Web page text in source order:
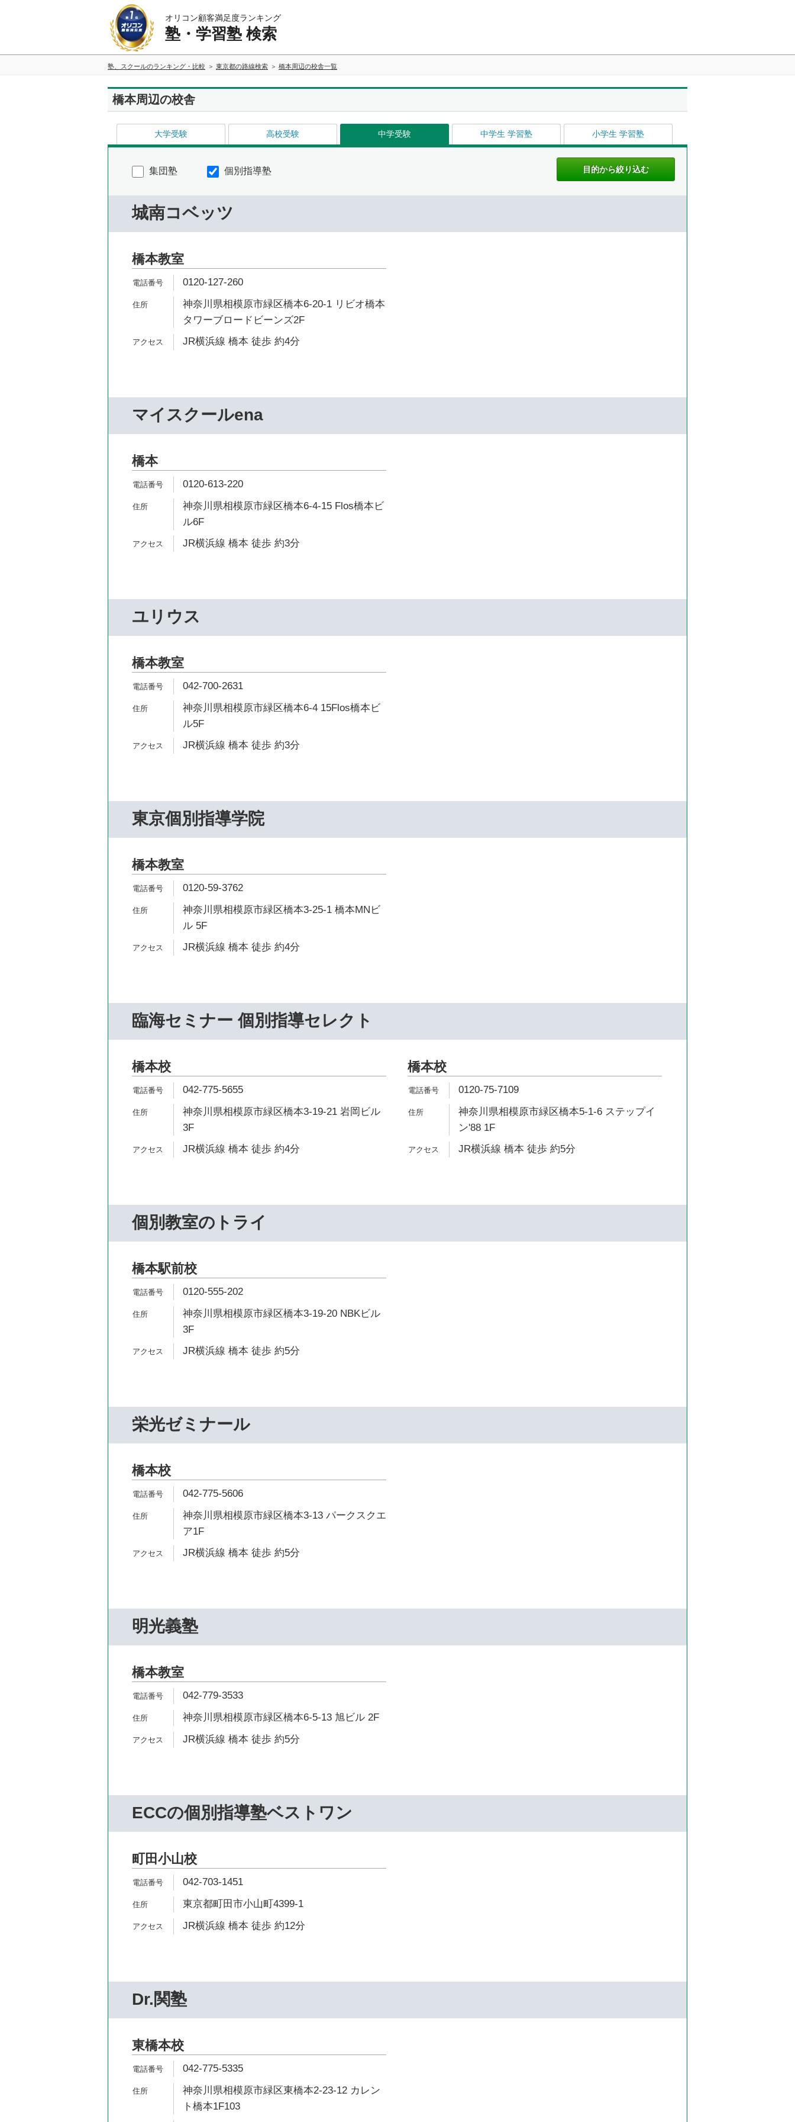
オリコン顧客満足度ランキング
塾・学習塾 検索
塾、スクールのランキング・比較 東京都の路線検索 橋本周辺の校舎一覧
橋本周辺の校舎
大学受験 高校受験 中学受験 中学生 学習塾 小学生 学習塾
集団塾 個別指導塾
城南コベッツ
橋本教室
0120-127-260
神奈川県相模原市緑区橋本6-20-1 リビオ橋本
タワーブロードビーンズ2F
JR横浜線 橋本 徒歩 約4分
マイスクールena
橋本
0120-613-220
神奈川県相模原市緑区橋本6-4-15 Flos橋本ビ
ル6F
JR横浜線 橋本 徒歩 約3分
ユリウス
橋本教室
042-700-2631
神奈川県相模原市緑区橋本6-4 15Flos橋本ビ
ル5F
JR横浜線 橋本 徒歩 約3分
東京個別指導学院
橋本教室
0120-59-3762
神奈川県相模原市緑区橋本3-25-1 橋本MNビ
ル 5F
JR横浜線 橋本 徒歩 約4分
臨海セミナー 個別指導セレクト
橋本校
042-775-5655
神奈川県相模原市緑区橋本3-19-21 岩岡ビル
3F
JR横浜線 橋本 徒歩 約4分
橋本校
0120-75-7109
神奈川県相模原市緑区橋本5-1-6 ステップイ
ン'88 1F
JR横浜線 橋本 徒歩 約5分
個別教室のトライ
橋本駅前校
0120-555-202
神奈川県相模原市緑区橋本3-19-20 NBKビル
3F
JR横浜線 橋本 徒歩 約5分
栄光ゼミナール
橋本校
042-775-5606
神奈川県相模原市緑区橋本3-13 パークスクエ
ア1F
JR横浜線 橋本 徒歩 約5分
明光義塾
橋本教室
042-779-3533
神奈川県相模原市緑区橋本6-5-13 旭ビル 2F
JR横浜線 橋本 徒歩 約5分
ECCの個別指導塾ベストワン
町田小山校
042-703-1451
東京都町田市小山町4399-1
JR横浜線 橋本 徒歩 約12分
Dr.関塾
東橋本校
042-775-5335
神奈川県相模原市緑区東橋本2-23-12 カレン
ト橋本1F103